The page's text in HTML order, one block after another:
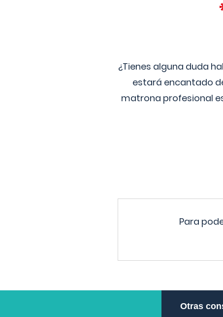
¿Tienes alguna duda
estará encantado
matrona profesional
Para
Otras